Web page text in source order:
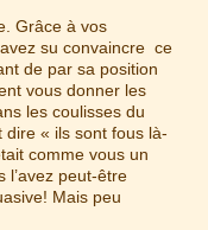
Grâce à vos
su convaincre ce
de par sa position
vous donner les
les coulisses du
dire « ils sont fous là-
comme vous un
l’avez peut-être
Mais peu